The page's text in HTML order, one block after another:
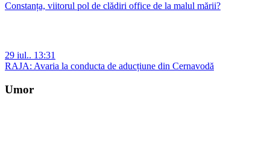
Constanța, viitorul pol de clădiri office de la malul mării?
29 iul.. 13:31
RAJA: Avaria la conducta de aducțiune din Cernavodă
Umor